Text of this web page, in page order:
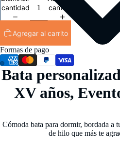
cantidad
cantidad
Agregar al carrito
Formas de pago
Bata
XV años,
Cómoda bata para dormir, bordada a
de hilo que más te